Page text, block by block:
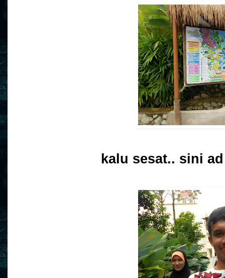
kalu sesat.. sini